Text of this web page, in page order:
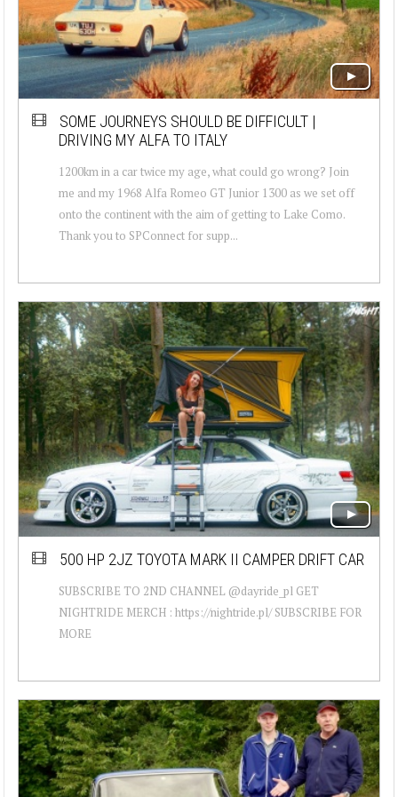
SOME JOURNEYS SHOULD BE DIFFICULT |
DRIVING MY ALFA TO ITALY
1200km in a car twice my age, what could go wrong? Join
me and my 1968 Alfa Romeo GT Junior 1300 as we set off
onto the continent with the aim of getting to Lake Como.
Thank you to SPConnect for supp...
500 HP 2JZ TOYOTA MARK II CAMPER DRIFT CAR
SUBSCRIBE TO 2ND CHANNEL @dayride_pl GET
NIGHTRIDE MERCH : https://nightride.pl/ SUBSCRIBE FOR
MORE